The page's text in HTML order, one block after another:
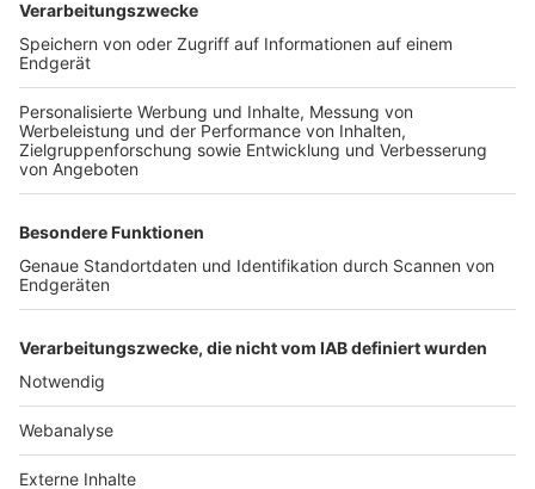
TOP-VEREINE
TOP-PARTNER
Nutzungsbedingungen Datenschutz Impressum